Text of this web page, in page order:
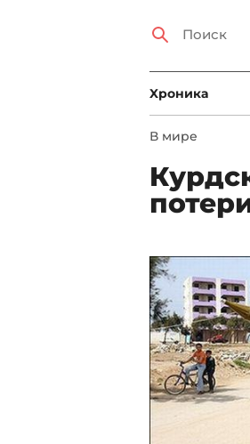
Xроника
В мире